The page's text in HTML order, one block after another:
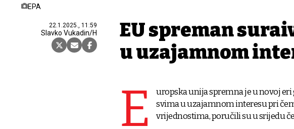
EPA
22.1.2025., 11:59
Slavko Vukadin/H
EU spreman
u uzajamnom
E
uropska unija spremna je u novoj
svima u uzajamnom interesu pri
vrijednostima, poručili su u srijedu